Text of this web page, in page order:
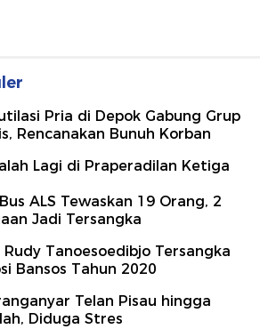
Pria di Depok Gabung Grup
Rencanakan Bunuh Korban
Lagi di Praperadilan Ketiga
ALS Tewaskan 19 Orang, 2
Jadi Tersangka
Rudy Tanoesoedibjo Tersangka
Bansos Tahun 2020
Telan Pisau hingga
Diduga Stres